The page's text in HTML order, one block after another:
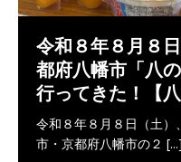
令和８年８月８
都府八幡市「八
行ってきた！【八
令和８年８月８日（土）
市・京都府八幡市の２ [...]